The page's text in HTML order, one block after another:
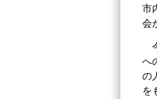
市
会
へ
の
を